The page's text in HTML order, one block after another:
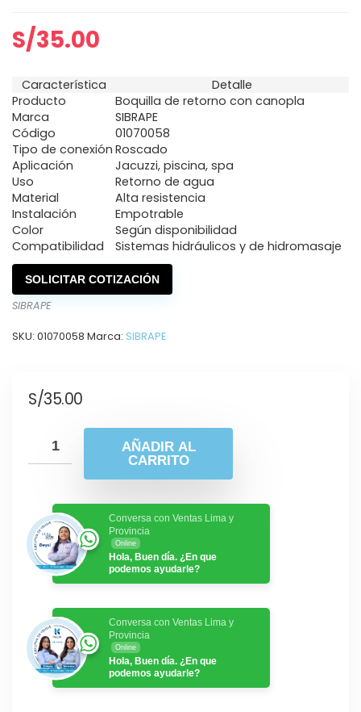
S/35.00
Característica
Detalle
Producto
Boquilla de retorno con canopla
Marca
SIBRAPE
Código
01070058
Tipo de conexión Roscado
Aplicación
Jacuzzi, piscina, spa
Uso
Retorno de agua
Material
Alta resistencia
Instalación
Empotrable
Color
Según disponibilidad
Compatibilidad
Sistemas hidráulicos y de hidromasaje
SOLICITAR COTIZACIÓN
SIBRAPE
SKU: 01070058 Marca: SIBRAPE
S/35.00
AÑADIR AL
CARRITO
Conversa con Ventas Lima y
Provincia
Online
Hola, Buen día. ¿En que
podemos ayudarle?
Conversa con Ventas Lima y
Provincia
Online
Hola, Buen día. ¿En que
podemos ayudarle?